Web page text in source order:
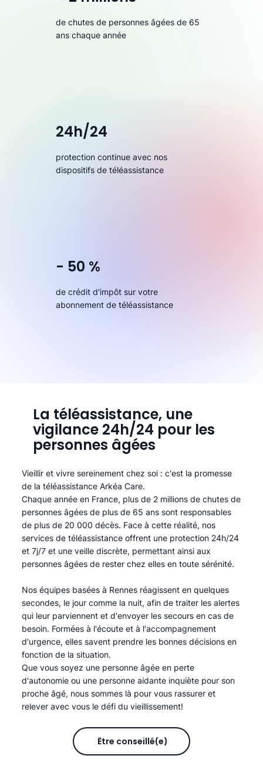
de chutes de personnes âgées de 65
ans chaque année
24h/24
protection continue avec nos
dispositifs de téléassistance
- 50 %
de crédit d'impôt sur votre
abonnement de téléassistance
La téléassistance, une
vigilance 24h/24 pour les
personnes âgées
Vieillir et vivre sereinement chez soi : c'est la promesse
de la téléassistance Arkéa Care.
Chaque année en France, plus de 2 millions de chutes de
personnes âgées de plus de 65 ans sont responsables
de plus de 20 000 décès. Face à cette réalité, nos
services de téléassistance offrent une protection 24h/24
et 7j/7 et une veille discrète, permettant ainsi aux
personnes âgées de rester chez elles en toute sérénité.​
Nos équipes basées à Rennes réagissent en quelques
secondes, le jour comme la nuit, afin de traiter les alertes
qui leur parviennent et d'envoyer les secours en cas de
besoin. Formées à l'écoute et à l'accompagnement
d'urgence, elles savent prendre les bonnes décisions en
fonction de la situation.
Que vous soyez une personne âgée en perte
d'autonomie ou une personne aidante inquiète pour son
proche âgé, nous sommes là pour vous rassurer et
relever avec vous le défi du vieillissement!
Être conseillé(e)